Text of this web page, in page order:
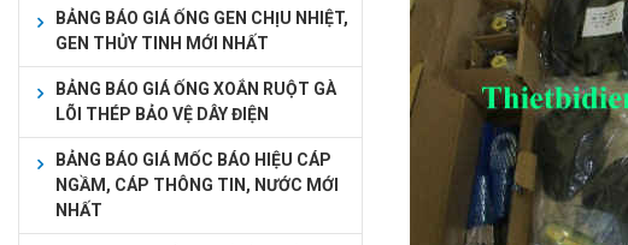
BẢNG BÁO GIÁ ỐNG GEN CHỊU NHIỆT,
GEN THỦY TINH MỚI NHẤT
BẢNG BÁO GIÁ ỐNG XOẮN RUỘT GÀ
LÕI THÉP BẢO VỆ DÂY ĐIỆN
BẢNG BÁO GIÁ MỐC BÁO HIỆU CÁP
NGẦM, CÁP THÔNG TIN, NƯỚC MỚI
NHẤT